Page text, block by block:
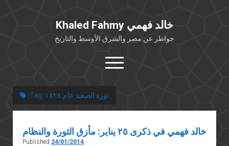
Khaled Fahmy خالد فهمي
خواطر عن مصر والشرق الأوسط والتاريخ
open
menu
twitter
كتابات أكاديمية
Tag: ثورة الصعيد عام ١٨٢٤
خالد فهمي في ذكرى ٢٥ يناير: مأزق الثورة والنظام
Published 24/01/2014